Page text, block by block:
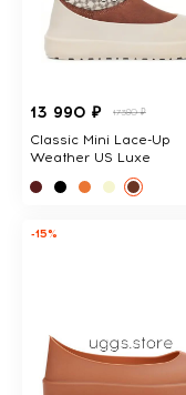
13 990 ₽ 17380 ₽
Classic Mini Lace-Up
Weather US Luxe
-15%